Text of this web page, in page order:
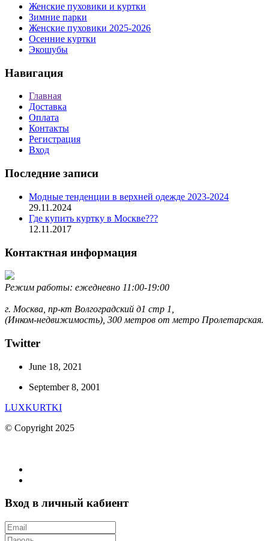
Женские пуховики и куртки
Зимние парки
Женские пуховики 2025-2026
Осенние куртки
Экошубы
Навигация
Главная
Доставка
Оплата
Контакты
Регистрация
Вход
Последние записи
Модные тенденции в верхней одежде 2023-2024
29.11.2024
Где купить куртку в Москве???
12.11.2017
Контактная информация
Режим работы: ежедневно 11:00-19:00
г. Москва, пр-кт Волгоградский д1 стр 1,
(Инком-недвижимость), 300 метров от метро Пролетарская.
Twitter
June 18, 2021
September 8, 2001
LUXKURTKI
© Copyright 2025
Вход в личный кабиент